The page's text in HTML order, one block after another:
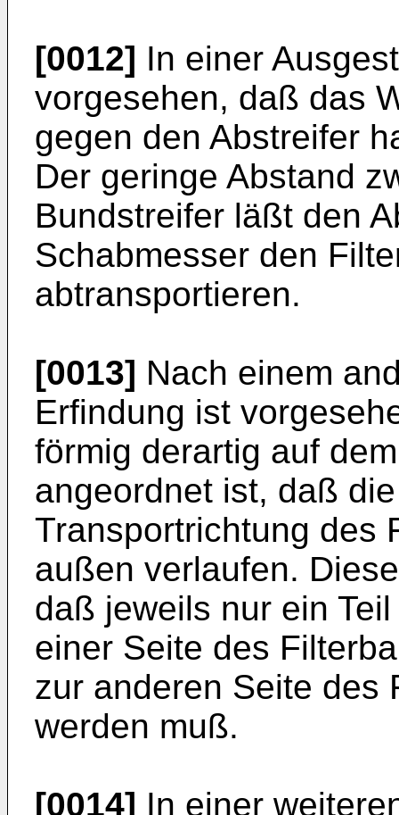
[0012] In einer
vorgesehen, daß das
gegen den Abstreifer
Der geringe Abstand
Bundstreifer läßt den
Schabmesser den
abtransportieren.
[0013] Nach einem
Erfindung ist
förmig derartig auf
angeordnet ist, daß
Transportrichtung des
außen verlaufen.
daß jeweils nur ein
einer Seite des
zur anderen Seite des
werden muß.
[0014] In einer